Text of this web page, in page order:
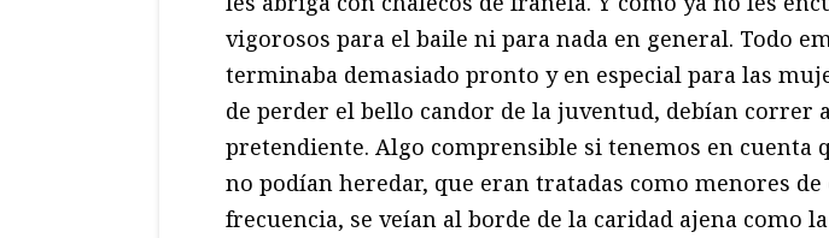
vigorosos para el baile ni para nada en general. Todo
terminaba demasiado pronto y en especial para las
de perder el bello candor de la juventud, debían correr
pretendiente. Algo comprensible si tenemos en cuenta
no podían heredar, que eran tratadas como menores de
frecuencia, se veían al borde de la caridad ajena como